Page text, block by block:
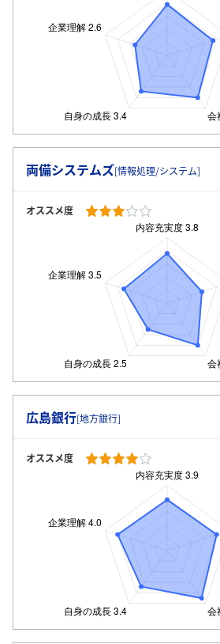
両備システムズ[情報処理/システム]
オススメ度
広島銀行[地方銀行]
オススメ度
ログイン・会員登録